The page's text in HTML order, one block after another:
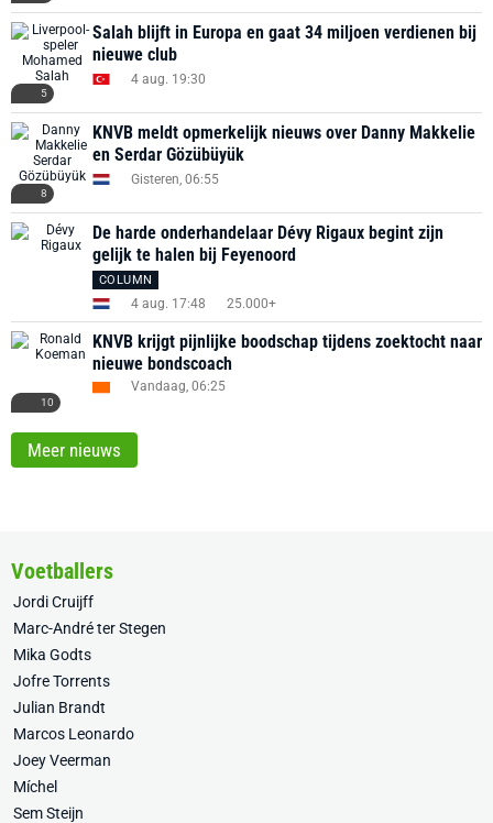
5
Salah blijft in Europa en gaat 34 miljoen verdienen bij
nieuwe club
4 aug. 19:30
8
KNVB meldt opmerkelijk nieuws over Danny Makkelie
en Serdar Gözübüyük
Gisteren, 06:55
De harde onderhandelaar Dévy Rigaux begint zijn
gelijk te halen bij Feyenoord
COLUMN
4 aug. 17:48 25.000+
10
KNVB krijgt pijnlijke boodschap tijdens zoektocht naar
nieuwe bondscoach
Vandaag, 06:25
Meer nieuws
Voetballers
Jordi Cruijff
Marc-André ter Stegen
Mika Godts
Jofre Torrents
Julian Brandt
Marcos Leonardo
Joey Veerman
Míchel
Sem Steijn